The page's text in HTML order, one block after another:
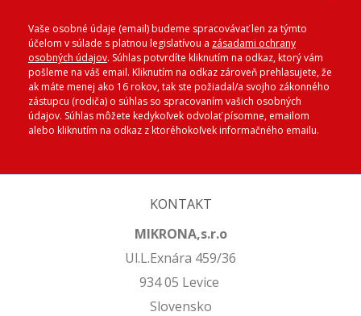
Vaše osobné údaje (email) budeme spracovávať len za týmto
účelom v súlade s platnou legislatívou a zásadami ochrany
osobných údajov. Súhlas potvrdíte kliknutím na odkaz, ktorý vám
pošleme na váš email. Kliknutím na odkaz zároveň prehlasujete, že
ak máte menej ako 16 rokov, tak ste požiadal/a svojho zákonného
zástupcu (rodiča) o súhlas so spracovaním vašich osobných
údajov. Súhlas môžete kedykoľvek odvolať písomne, emailom
alebo kliknutím na odkaz z ktoréhokoľvek informačného emailu.
KONTAKT
MIKRONA,s.r.o
Ul.L.Exnára 459/36
934 05 Levice
Slovensko